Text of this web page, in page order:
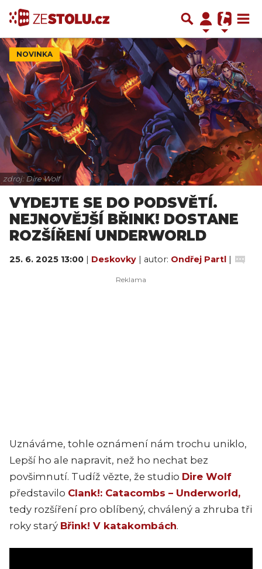
NOVINKA
zdroj: Dire Wolf
VYDEJTE SE DO PODSVĚTÍ.
NEJNOVĚJŠÍ BŘINK! DOSTANE
ROZŠÍŘENÍ UNDERWORLD
25. 6. 2025 13:00 | Deskovky | autor: Ondřej Partl |
Uznáváme, tohle oznámení nám trochu uniklo,
Lepší ho ale napravit, než ho nechat bez
povšimnutí. Tudíž vězte, že studio Dire Wolf
představilo Clank!: Catacombs – Underworld,
tedy rozšíření pro oblíbený, chválený a zhruba tři
roky starý Břink! V katakombách.